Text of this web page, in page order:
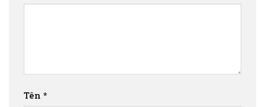
Tên *